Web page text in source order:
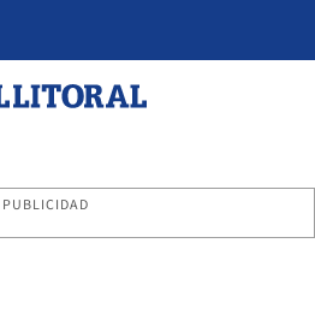
PUBLICIDAD